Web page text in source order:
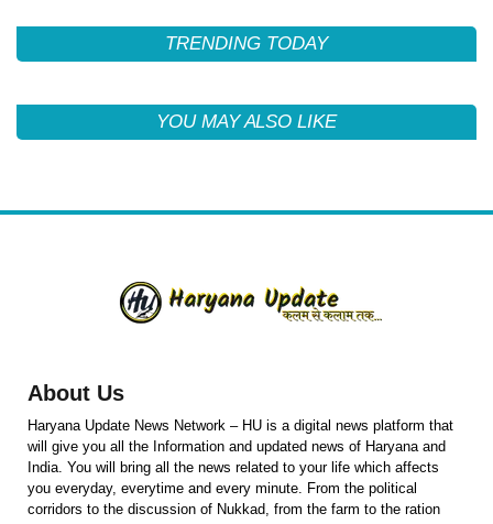
TRENDING TODAY
YOU MAY ALSO LIKE
About Us
Haryana Update News Network – HU is a digital news platform that
will give you all the Information and updated news of Haryana and
India. You will bring all the news related to your life which affects
you everyday, everytime and every minute. From the political
corridors to the discussion of Nukkad, from the farm to the ration